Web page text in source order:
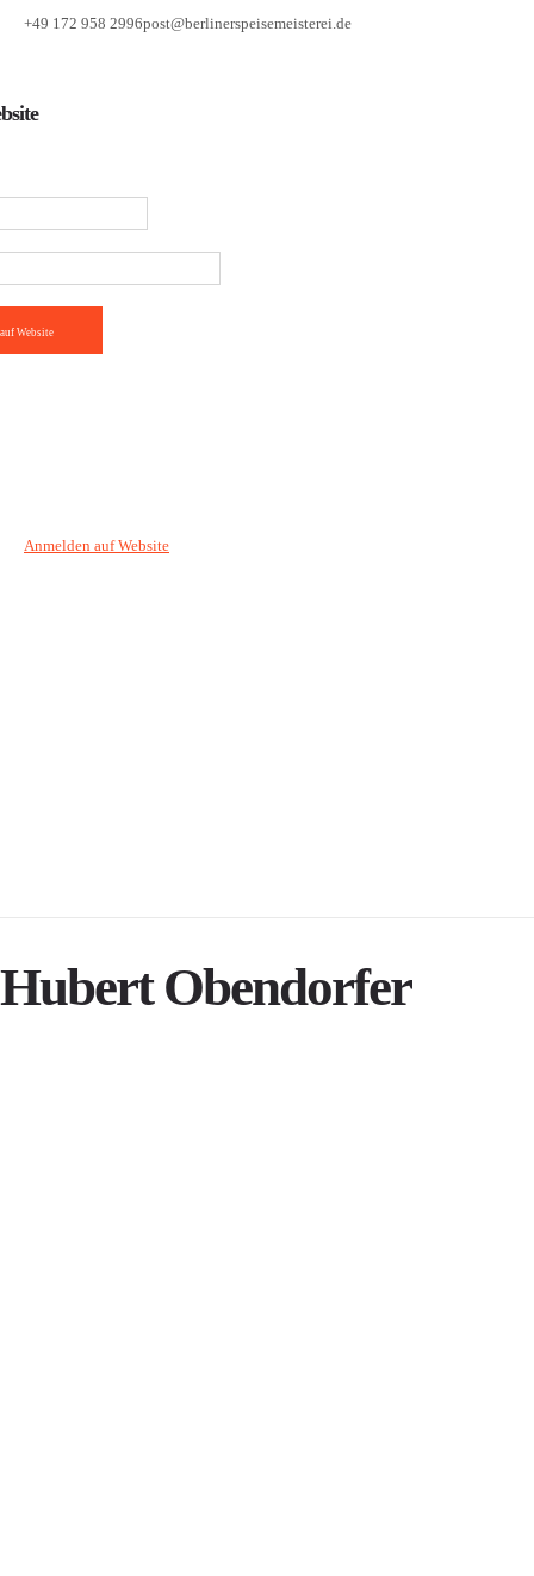
+49 172 958 2996post@berlinerspeisemeisterei.de
Website
Anmelden auf Website
Hubert Obendorfer